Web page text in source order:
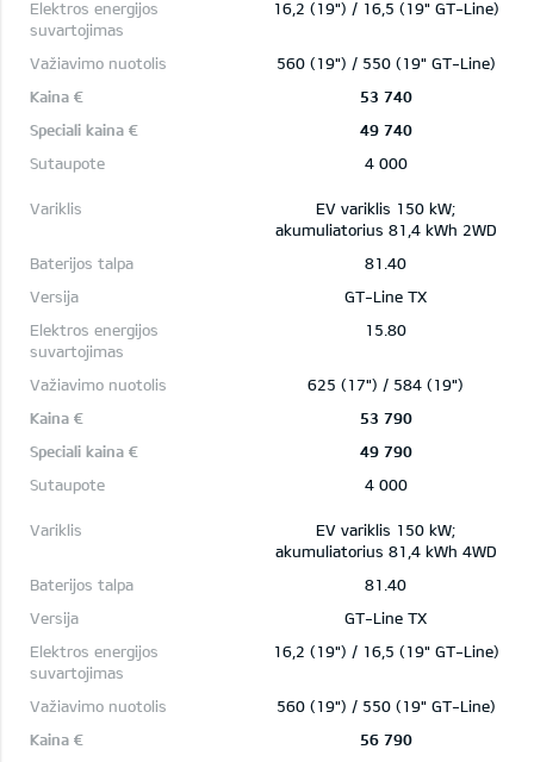
16,2 (19") / 16,5 (19" GT-Line)
560 (19") / 550 (19" GT-Line)
53 740
49 740
4 000
EV variklis 150 kW;
akumuliatorius 81,4 kWh 2WD
81.40
GT-Line TX
15.80
625 (17") / 584 (19")
53 790
49 790
4 000
EV variklis 150 kW;
akumuliatorius 81,4 kWh 4WD
81.40
GT-Line TX
16,2 (19") / 16,5 (19" GT-Line)
560 (19") / 550 (19" GT-Line)
56 790